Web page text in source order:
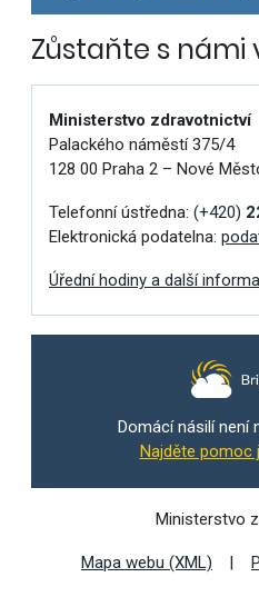
Zůstaňte s námi
Ministerstvo zdravotnictví
Palackého náměstí 375/4
128 00 Praha 2 – Nové
Telefonní ústředna: (+420)
Elektronická podatelna:
Úřední hodiny a další
Domácí násilí není
Najděte pomoc
Ministerstvo
Mapa webu (XML)